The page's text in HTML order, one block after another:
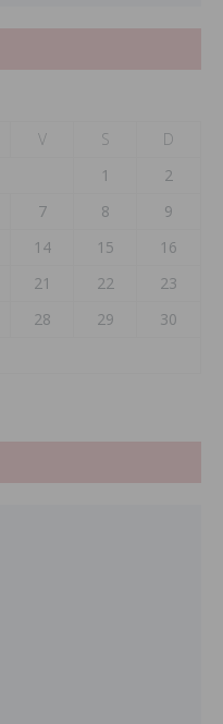
V S
D
1
2
7 8
9
14 15
16
21 22
23
28 29
30